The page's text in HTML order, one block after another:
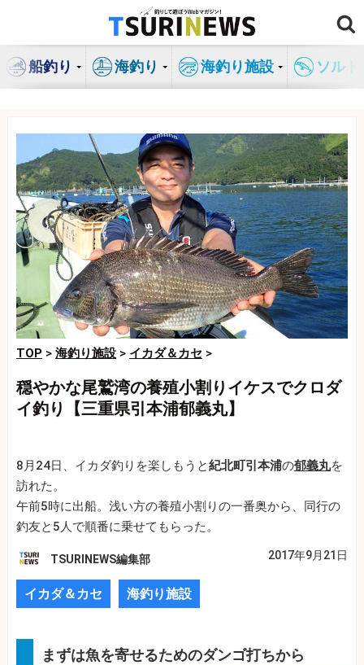
ン
船釣り 海釣り 海釣り施設 ソル
TOP > 海釣り施設 > イカダ＆カセ >
穏やかな尾鷲湾の養殖小割りイケスでクロダ
イ釣り【三重県引本浦郁義丸】
8月24日、イカダ釣りを楽しもうと紀北町引本浦の郁義丸を
訪れた。
午前5時に出船。浅い方の養殖小割りの一番奥から、同行の
釣友と5人で順番に乗せてもらった。
TSURINEWS編集部 2017年9月21日
イカダ＆カセ 海釣り施設
まずは魚を寄せるためのダンゴ打ちから